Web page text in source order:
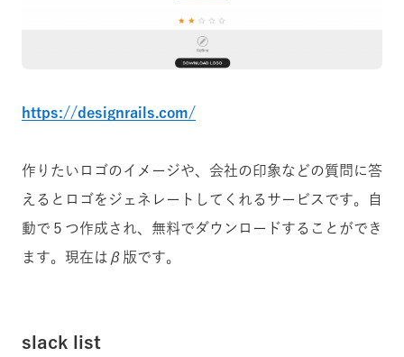
https://designrails.com/
作りたいロゴのイメージや、会社の印象などの質問に答
えるとロゴをジェネレートしてくれるサービスです。自
動で５つ作成され、無料でダウンロードすることができ
ます。現在はβ版です。
slack list